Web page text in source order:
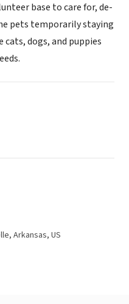
base to care for, de-
pets temporarily staying
dogs, and puppies
Arkansas, US